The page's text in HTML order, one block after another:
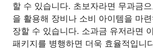
할 수 있습니다. 초보자라면 무과금
을 활용해 장비나 소비 아이템을 마
장할 수 있습니다. 소과금 유저라면
패키지를 병행하면 더욱 효율적입니